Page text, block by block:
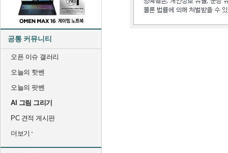
공통 커뮤니티
오픈 이슈 갤러리
오늘의 핫벤
오늘의 팟벤
AI 그림 그리기
PC 견적 게시판
더보기